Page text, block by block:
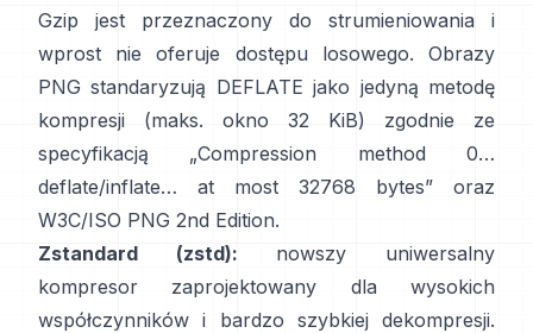
Gzip jest przeznaczony do strumieniowania i
wprost nie oferuje dostępu losowego. Obrazy
PNG standaryzują DEFLATE jako jedyną metodę
kompresji (maks. okno 32 KiB) zgodnie ze
specyfikacją
„Compression method 0…
deflate/inflate… at most 32768 bytes”
oraz
W3C/ISO PNG 2nd Edition.
Zstandard (zstd): nowszy uniwersalny
kompresor zaprojektowany dla wysokich
współczynników i bardzo szybkiej dekompresji.